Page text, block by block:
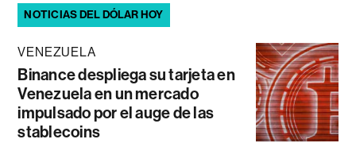
NOTICIAS DEL DÓLAR HOY
VENEZUELA
Binance despliega su tarjeta en
Venezuela en un mercado
impulsado por el auge de las
stablecoins